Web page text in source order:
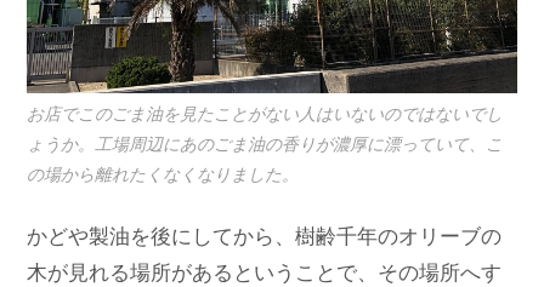
お店でこのごま油を見たことがない人はいないのではないでし
ょうか。工場周辺にあのごま油の香りが濃厚に漂っていて、こ
の場から離れたくなくなりました。
かどや製油を後にしてから、樹齢千年のオリーブの
木が見れる場所があるということで、その場所へす